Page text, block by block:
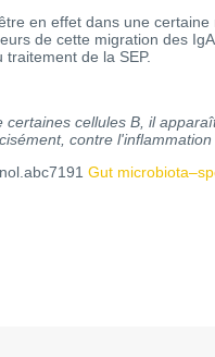
en effet dans une certaine
de cette migration des
de la SEP.
cellules B, il
contre l'inflammation
Gut